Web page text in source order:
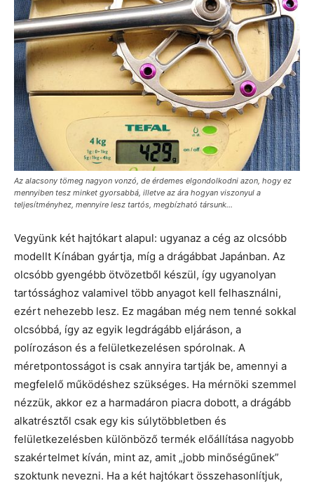
Az alacsony tömeg nagyon vonzó, de érdemes elgondolkodni azon, hogy ez
mennyiben tesz minket gyorsabbá, illetve az ára hogyan viszonyul a
teljesítményhez, mennyire lesz tartós, megbízható társunk...
Vegyünk két hajtókart alapul: ugyanaz a cég az olcsóbb
modellt Kínában gyártja, míg a drágábbat Japánban. Az
olcsóbb gyengébb ötvözetből készül, így ugyanolyan
tartóssághoz valamivel több anyagot kell felhasználni,
ezért nehezebb lesz. Ez magában még nem tenné sokkal
olcsóbbá, így az egyik legdrágább eljáráson, a
polírozáson és a felületkezelésen spórolnak. A
méretpontosságot is csak annyira tartják be, amennyi a
megfelelő működéshez szükséges. Ha mérnöki szemmel
nézzük, akkor ez a harmadáron piacra dobott, a drágább
alkatrésztől csak egy kis súlytöbbletben és
felületkezelésben különböző termék előállítása nagyobb
szakértelmet kíván, mint az, amit „jobb minőségűnek”
szoktunk nevezni. Ha a két hajtókart összehasonlítjuk,